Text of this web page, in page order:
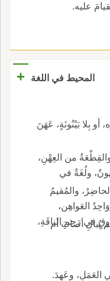
عليه.
المحيط في اللغة
+
أو بِلا بَيْنُونَةٍ، عَهَنَ
من العِهْنِ،
ولُغَةٌ في
والمُقيمُ
العَواهِن،
في رَحِمِ الناقَةِ،
يُبالِ أصابَ أم
العَمَلِ، وعَهِدَ.